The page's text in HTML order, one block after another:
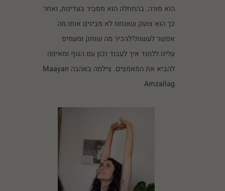
הוא מורה. בהתחלה הוא מסביר בעדינות, ואחר
כך הוא צועק שאנחנו לא מבינים אותו.מה
אפשר לעשות?להכיר מה שוחק ומעמיס
עלינו.ללמוד איך לעבוד נכון עם הגוף ומאיפה
להביא את המאמצים. צילמה באהבה Maayan
Amzallag